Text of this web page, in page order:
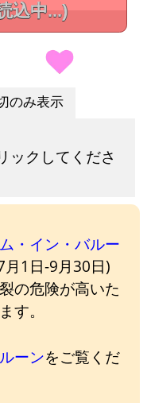
込中...)
のみ表示
ックしてくださ
・イン・バルー
月1日-9月30日)
の危険が高いた
す。
ーンをご覧くだ